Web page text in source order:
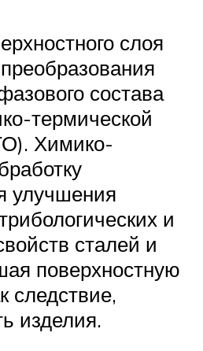
слоя
состава
термической
Химико-
улучшения
и
сталей и
поверхностную
следствие,
изделия.